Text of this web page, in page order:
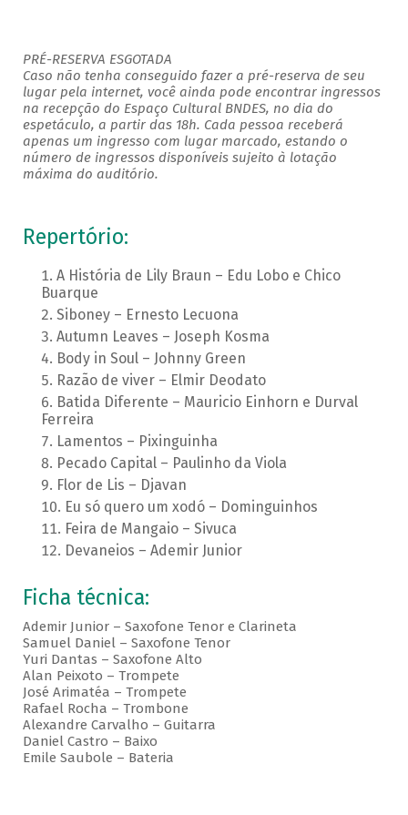
PRÉ-RESERVA ESGOTADA
Caso não tenha conseguido fazer a pré-reserva de seu
lugar pela internet, você ainda pode encontrar ingressos
na recepção do Espaço Cultural BNDES, no dia do
espetáculo, a partir das 18h. Cada pessoa receberá
apenas um ingresso com lugar marcado, estando o
número de ingressos disponíveis sujeito à lotação
máxima do auditório.
Repertório:
A História de Lily Braun – Edu Lobo e Chico
Buarque
Siboney – Ernesto Lecuona
Autumn Leaves – Joseph Kosma
Body in Soul – Johnny Green
Razão de viver – Elmir Deodato
Batida Diferente – Mauricio Einhorn e Durval
Ferreira
Lamentos – Pixinguinha
Pecado Capital – Paulinho da Viola
Flor de Lis – Djavan
Eu só quero um xodó – Dominguinhos
Feira de Mangaio – Sivuca
Devaneios – Ademir Junior
Ficha técnica:
Ademir Junior – Saxofone Tenor e Clarineta
Samuel Daniel – Saxofone Tenor
Yuri Dantas – Saxofone Alto
Alan Peixoto – Trompete
José Arimatéa – Trompete
Rafael Rocha – Trombone
Alexandre Carvalho – Guitarra
Daniel Castro – Baixo
Emile Saubole – Bateria